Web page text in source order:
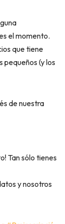
el momento.
que tiene
pequeños (y los
de nuestra
Tan sólo tienes
y nosotros